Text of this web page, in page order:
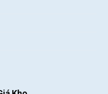
Thọ Hòa, HCM(Q.Tân Phú